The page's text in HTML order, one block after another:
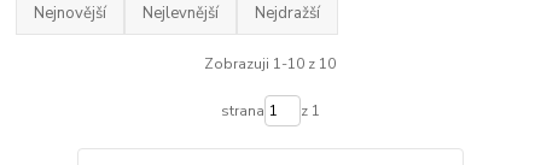
Nejnovější Nejlevnější Nejdražší
Zobrazuji 1-10 z 10
strana z 1